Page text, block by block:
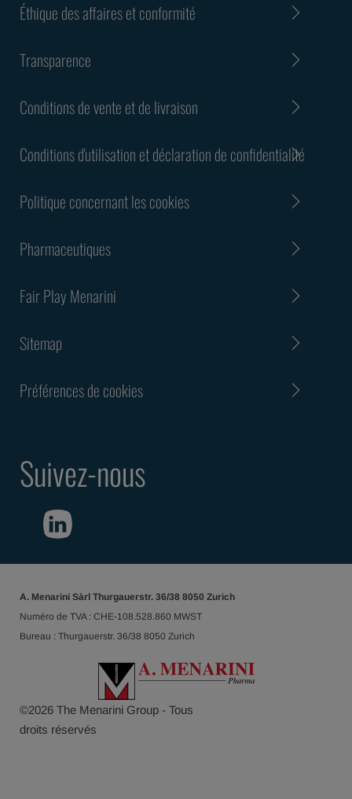
Éthique des affaires et conformité
Transparence
Conditions de vente et de livraison
Conditions d'utilisation et déclaration de confidentialité
Politique concernant les cookies
Pharmaceutiques
Fair Play Menarini
Sitemap
Préférences de cookies
Suivez-nous
A. Menarini Sàrl Thurgauerstr. 36/38 8050 Zurich
Numéro de TVA : CHE-108.528.860 MWST
Bureau : Thurgauerstr. 36/38 8050 Zurich
©2026 The Menarini Group - Tous
droits réservés